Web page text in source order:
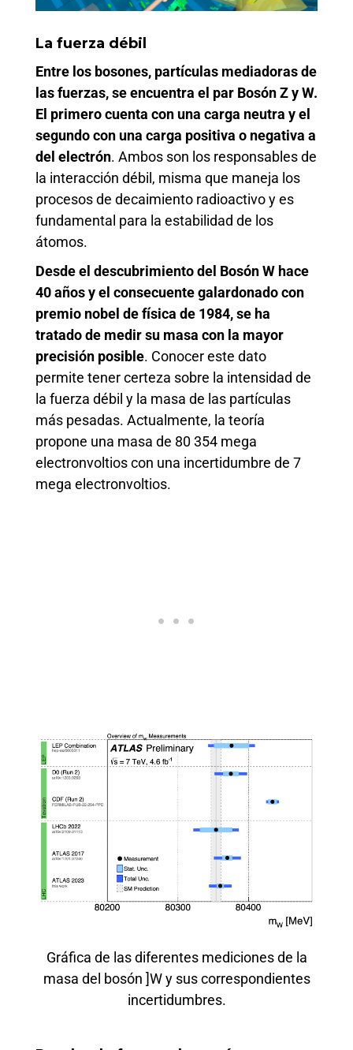
La fuerza débil
Entre los bosones, partículas mediadoras de
las fuerzas, se encuentra el par Bosón Z y W.
El primero cuenta con una carga neutra y el
segundo con una carga positiva o negativa a
del electrón. Ambos son los responsables de
la interacción débil, misma que maneja los
procesos de decaimiento radioactivo y es
fundamental para la estabilidad de los
átomos.
Desde el descubrimiento del Bosón W hace
40 años y el consecuente galardonado con
premio nobel de física de 1984, se ha
tratado de medir su masa con la mayor
precisión posible. Conocer este dato
permite tener certeza sobre la intensidad de
la fuerza débil y la masa de las partículas
más pesadas. Actualmente, la teoría
propone una masa de 80 354 mega
electronvoltios con una incertidumbre de 7
mega electronvoltios.
Gráfica de las diferentes mediciones de la
masa del bosón ]W y sus correspondientes
incertidumbres.